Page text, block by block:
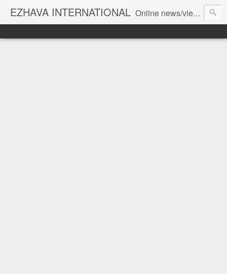
EZHAVA INTERNATIONAL Online news/views JOURNAL... Connecting the community worldwide Editorial Director: Prem Chandran